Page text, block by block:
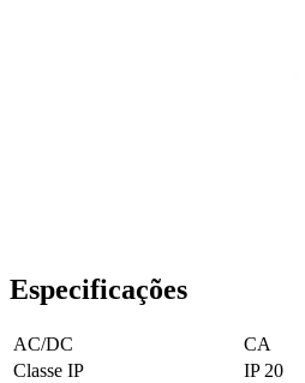
Especificações
AC/DC
CA
Classe IP
IP 20